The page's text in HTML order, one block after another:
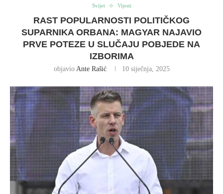
Svijet Vijesti
RAST POPULARNOSTI POLITIČKOG
SUPARNIKA ORBANA: MAGYAR NAJAVIO
PRVE POTEZE U SLUČAJU POBJEDE NA
IZBORIMA
objavio Ante Rašić 10 siječnja, 2025